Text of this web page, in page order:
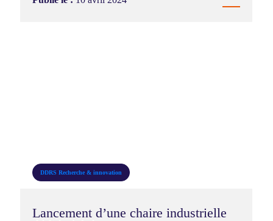
DDRS Recherche & innovation
Lancement d’une chaire industrielle